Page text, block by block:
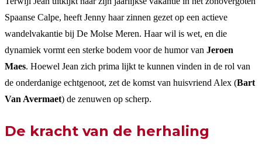
Spaanse Calpe, heeft Jenny haar zinnen gezet op een actieve
wandelvakantie bij De Molse Meren. Haar wil is wet, en die
dynamiek vormt een sterke bodem voor de humor van Jeroen
Maes. Hoewel Jean zich prima lijkt te kunnen vinden in de rol van
de onderdanige echtgenoot, zet de komst van huisvriend Alex (Bart
Van Avermaet) de zenuwen op scherp.
De kracht van de herhaling